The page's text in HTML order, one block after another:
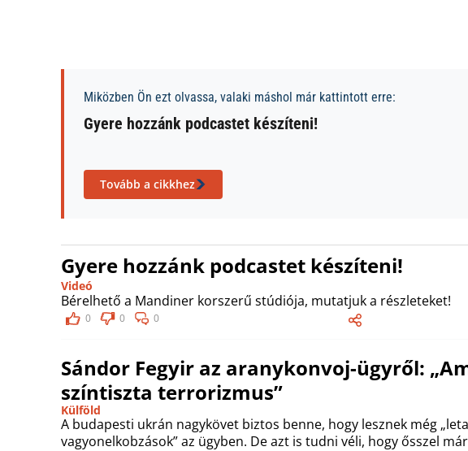
Miközben Ön ezt olvassa, valaki máshol már kattintott erre:
Gyere hozzánk podcastet készíteni!
Tovább a cikkhez
Gyere hozzánk podcastet készíteni!
Videó
Bérelhető a Mandiner korszerű stúdiója, mutatjuk a részleteket!
0 0 0
Sándor Fegyir az aranykonvoj-ügyről:
színtiszta terrorizmus”
Külföld
A budapesti ukrán nagykövet biztos benne, hogy lesznek még
vagyonelkobzások” az ügyben. De azt is tudni véli, hogy ősszel